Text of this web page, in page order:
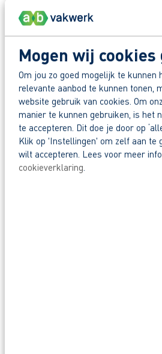
Mogen wij
Om jou zo goed mogelijk te kunnen
relevante aanbod te kunnen tonen,
website gebruik van cookies. Om
manier te kunnen gebruiken, is het
te accepteren. Dit doe je door op
Klik op 'Instellingen' om zelf aan te
wilt accepteren. Lees voor meer
cookieverklaring.
Hoe is het om hier te
Medewerkers omschrijven
en praktische oplossingen.
Zo maak je werk van jouw
Reageer nu op deze
Waarom solliciteren via AB
Snel naar een vast
Heb je eerst nog vragen?
Solliciteer direct
Voornaam*
Achternaam*